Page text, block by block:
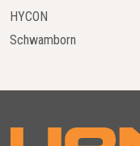
specifičnim potrebam
čas izpadov in
Robustna
WEDA črpalke so
so iz
HYCON
Schwamborn